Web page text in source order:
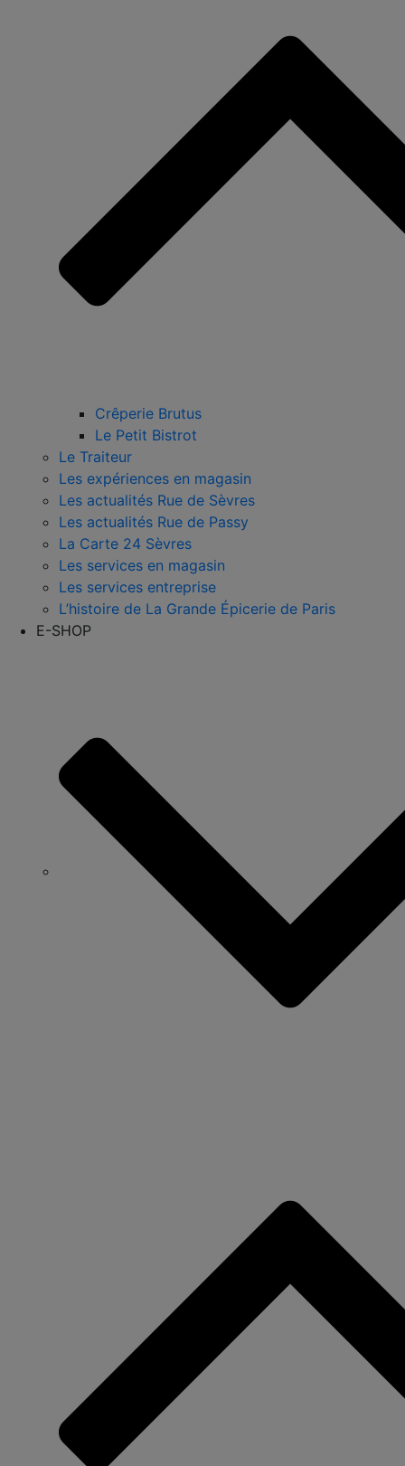
Crêperie Brutus
Le Petit Bistrot
Le Traiteur
Les expériences en magasin
Les actualités Rue de Sèvres
Les actualités Rue de Passy
La Carte 24 Sèvres
Les services en magasin
Les services entreprise
L’histoire de La Grande Épicerie de Paris
E-SHOP